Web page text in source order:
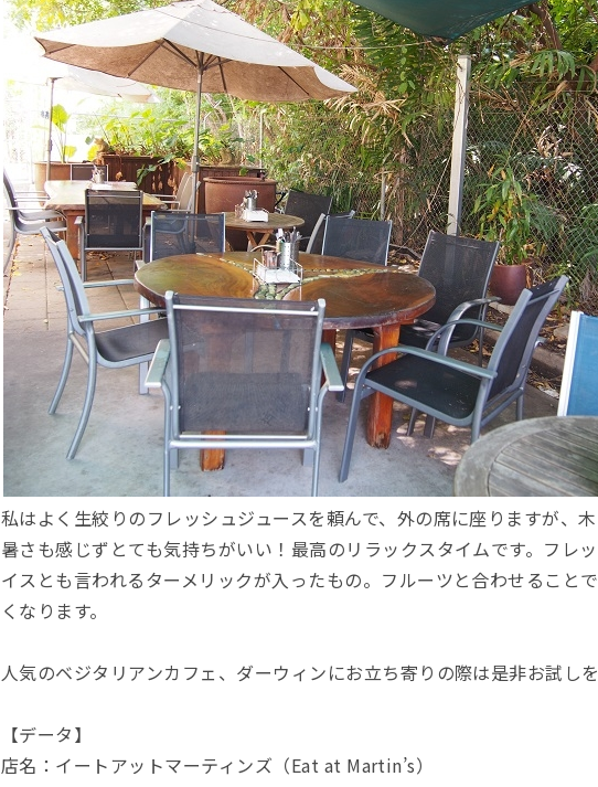
私はよく生絞りのフレッシュジュースを頼んで、外の席に座りますが、
暑さも感じずとても気持ちがいい！最高のリラックスタイムです。フレ
イスとも言われるターメリックが入ったもの。フルーツと合わせること
くなります。
人気のベジタリアンカフェ、ダーウィンにお立ち寄りの際は是非お試しを
【データ】
店名：イートアットマーティンズ（Eat at Martin’s）